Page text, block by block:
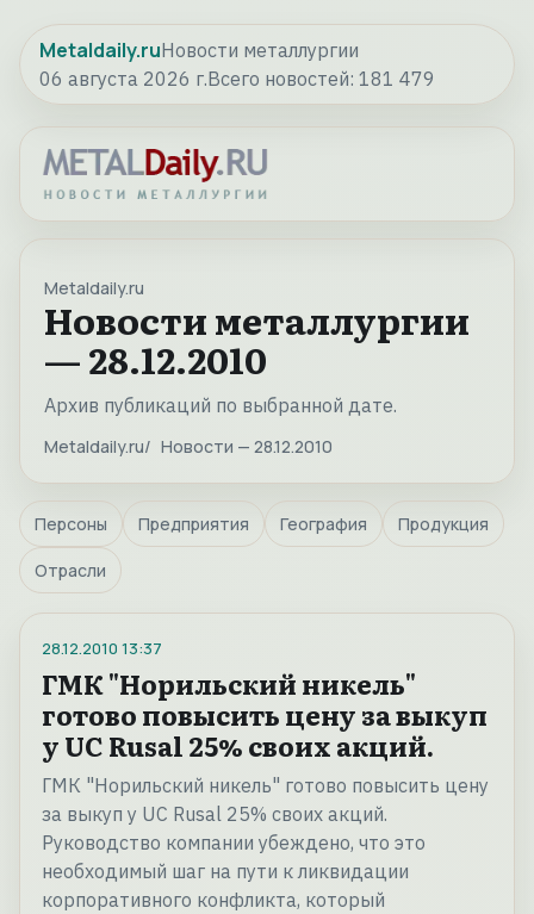
Metaldaily.ruНовости металлургии
06 августа 2026 г.Всего новостей: 181 479
Metaldaily.ru
Новости металлургии
— 28.12.2010
Архив публикаций по выбранной дате.
Metaldaily.ru Новости — 28.12.2010
Персоны Предприятия География Продукция
Отрасли
28.12.2010 13:37
ГМК "Норильский никель"
готово повысить цену за выкуп
у UC Rusal 25% своих акций.
ГМК "Норильский никель" готово повысить цену
за выкуп у UC Rusal 25% своих акций.
Руководство компании убеждено, что это
необходимый шаг на пути к ликвидации
корпоративного конфликта, который